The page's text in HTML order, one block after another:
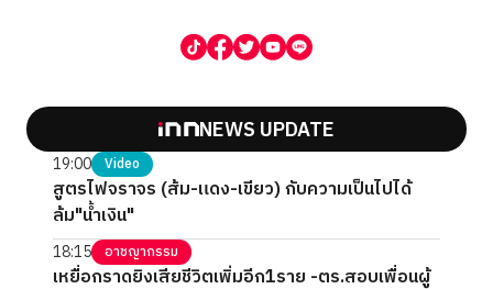
NEWS UPDATE
19:00 Video
สูตรไฟจราจร (ส้ม-แดง-เขียว) กับความเป็นไปได้
ล้ม"น้ำเงิน"
18:15 อาชญากรรม
เหยื่อกราดยิงเสียชีวิตเพิ่มอีก1ราย -ตร.สอบเพื่อนผู้